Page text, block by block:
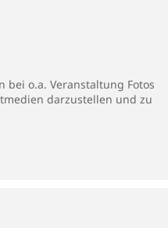
o.a. Veranstaltung Fotos
darzustellen und zu